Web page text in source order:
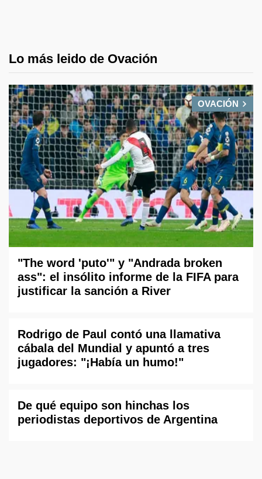
Lo más leido de Ovación
OVACIÓN
"The word 'puto'" y "Andrada broken
ass": el insólito informe de la FIFA para
justificar la sanción a River
Rodrigo de Paul contó una llamativa
cábala del Mundial y apuntó a tres
jugadores: "¡Había un humo!"
De qué equipo son hinchas los
periodistas deportivos de Argentina